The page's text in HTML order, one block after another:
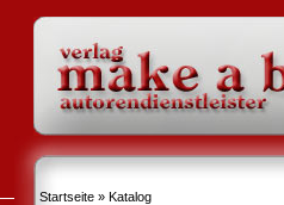
Startseite » Katalog